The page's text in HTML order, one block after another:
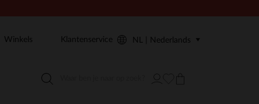
Winkels Klantenservice NL | Nederlands